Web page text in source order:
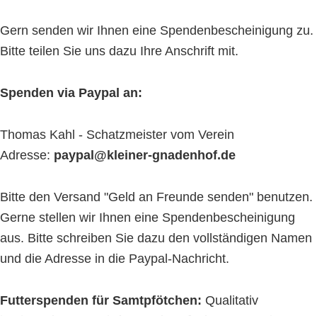
Gern senden wir Ihnen eine Spendenbescheinigung zu.
Bitte teilen Sie uns dazu Ihre Anschrift mit.
Spenden via Paypal an:
Thomas Kahl - Schatzmeister vom Verein
Adresse: paypal@kleiner-gnadenhof.de
Bitte den Versand "Geld an Freunde senden" benutzen.
Gerne stellen wir Ihnen eine Spendenbescheinigung
aus. Bitte schreiben Sie dazu den vollständigen Namen
und die Adresse in die Paypal-Nachricht.
Futterspenden für Samtpfötchen: Qualitativ